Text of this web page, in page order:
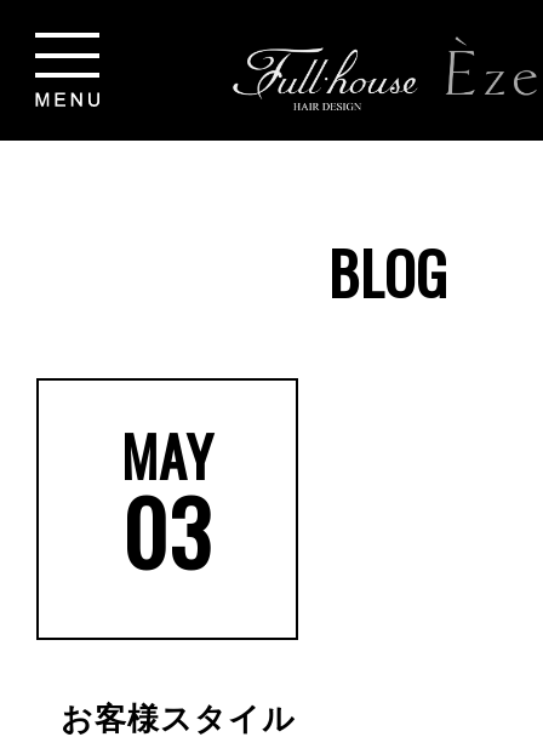
BLOG
MAY
03
お客様スタイル